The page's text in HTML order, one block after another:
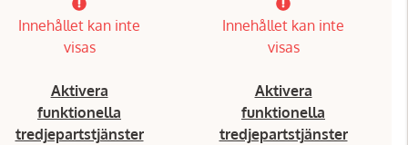
Innehållet kan inte
visas
Aktivera
funktionella
tredjepartstjänster
Innehållet kan inte
visas
Aktivera
funktionella
tredjepartstjänster